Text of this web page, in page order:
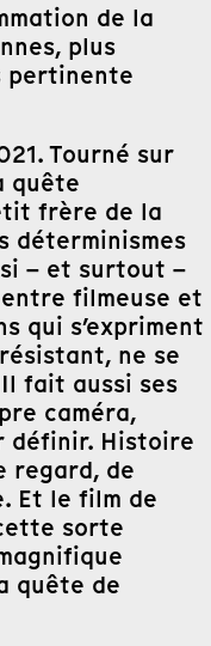
de la
plus
pertinente
Tourné sur
quête
frère de la
déterminismes
– et surtout –
filmeuse et
qui s’expriment
ne se
fait aussi ses
caméra,
définir. Histoire
regard, de
Et le film de
sorte
quête de